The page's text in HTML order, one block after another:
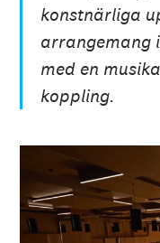
konstnärliga
arrangemang
med en
koppling.